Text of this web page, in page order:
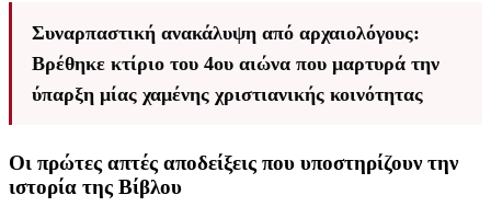
Συναρπαστική ανακάλυψη από αρχαιολόγους:
Βρέθηκε κτίριο του 4ου αιώνα που μαρτυρά την
ύπαρξη μίας χαμένης χριστιανικής κοινότητας
Οι πρώτες απτές αποδείξεις που υποστηρίζουν την
ιστορία της Βίβλου